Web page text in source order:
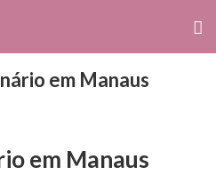
em Manaus
em Manaus